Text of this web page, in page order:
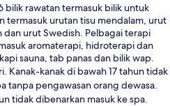
bilik rawatan termasuk bilik untuk
termasuk urutan tisu mendalam, urut
dan urut Swedish. Pelbagai terapi
aromaterapi, hidroterapi dan
sauna, tab panas dan bilik wap.
Kanak-kanak di bawah 17 tahun tidak
tanpa pengawasan orang dewasa.
tidak dibenarkan masuk ke spa.